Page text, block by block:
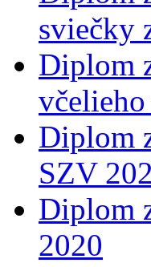
sviečky
Diplom
Diplom
SZV
Diplom
2020